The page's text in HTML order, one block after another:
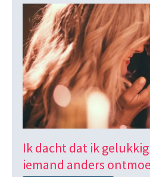
Ik dacht dat ik
iemand anders